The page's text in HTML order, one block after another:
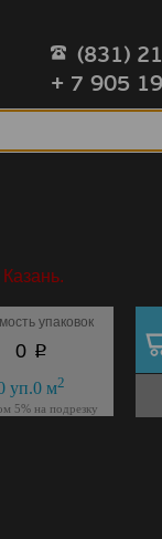
(831)
+ 7 905
упаковок
0 p
уп.0м2
5% на подрезку